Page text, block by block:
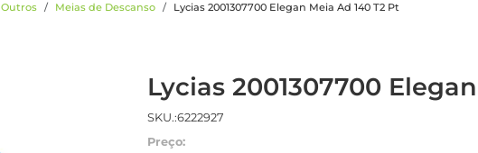
Outros Meias de Descanso Lycias 2001307700 Elegan Meia Ad 140 T2 Pt
Lycias 2001307700
SKU.:6222927
Preço: